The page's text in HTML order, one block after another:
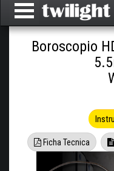
Boroscopio
Ficha Tecnica